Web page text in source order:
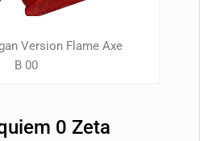
Version Flame Axe
B 00
0 Zeta